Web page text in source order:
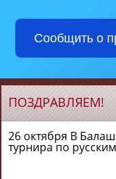
Сообщить о
ПОЗДРАВЛЯЕМ!
26 октября В
турнира по